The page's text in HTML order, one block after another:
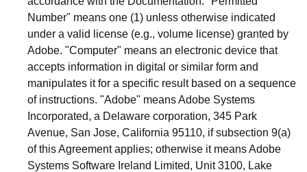
Number" means one (1) unless otherwise indicated
under a valid license (e.g., volume license) granted by
Adobe. "Computer" means an electronic device that
accepts information in digital or similar form and
manipulates it for a specific result based on a sequence
of instructions. "Adobe" means Adobe Systems
Incorporated, a Delaware corporation, 345 Park
Avenue, San Jose, California 95110, if subsection 9(a)
of this Agreement applies; otherwise it means Adobe
Systems Software Ireland Limited, Unit 3100, Lake